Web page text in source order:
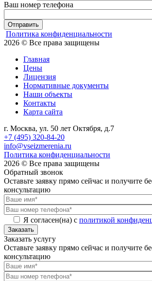
Ваш номер телефона
Отправить
Политика конфиденциальности
2026 © Все права защищены
Главная
Цены
Лицензия
Нормативные документы
Наши объекты
Контакты
Карта сайта
г. Москва, ул. 50 лет Октября, д.7
+7 (495) 320-84-20
info@vseizmerenia.ru
Политика конфиденциальности
2026 © Все права защищены
Обратный звонок
Оставьте заявку прямо сейчас и получите
консультацию
Я согласен(на) с политикой
Заказать
Заказать услугу
Оставьте заявку прямо сейчас и получите
консультацию